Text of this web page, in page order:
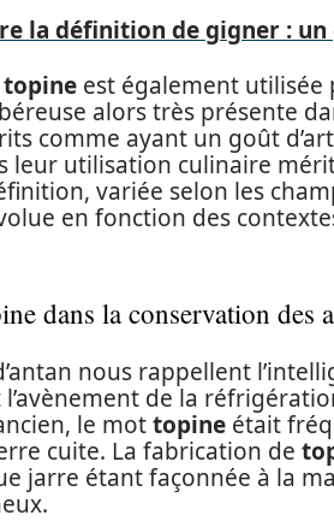
la définition de gigner : un
topine est également utilisée
alors très présente
comme ayant un goût
leur utilisation culinaire
variée selon les
en fonction des
dans la conservation des
nous rappellent
de la
le mottopine était
cuite. La fabrication de
jarre étant façonnée à la